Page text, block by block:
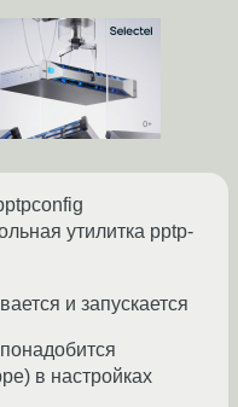
утилитка pptp-
и запускается
в настройках